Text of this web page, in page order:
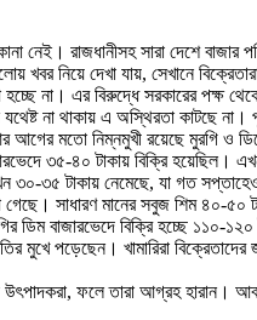
নেই। রাজধানীসহ সারা দেশে বাজার
খবর নিয়ে দেখা যায়, সেখানে
না। এর বিরুদ্ধে সরকারের পক্ষ
যথেষ্ট না থাকায় এ অস্থিরতা
মতো নিম্নমুখী রয়েছে মুরগি ও
৩৫-৪০ টাকায় বিক্রি
৩৫ টাকায় নেমেছে, যা গত
সাধারণ মানের সবুজ শিম ৪০-৫০
ডিম বাজারভেদে বিক্রি হচ্ছে ১১০-
মুখে পড়েছেন। খামারিরা
ফলে তারা আগ্রহ হারান।